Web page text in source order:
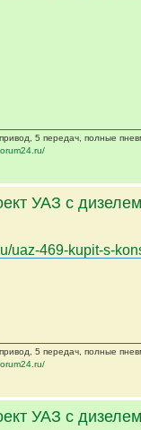
5 передач, полные
УАЗ с
uaz-469-kupit-s-
5 передач, полные
УАЗ с